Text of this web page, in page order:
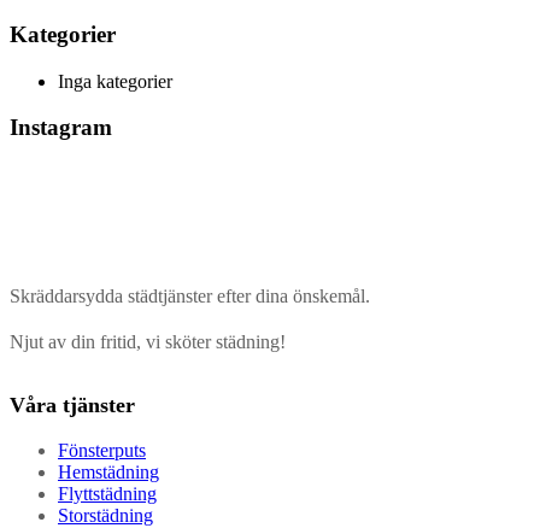
Kategorier
Inga kategorier
Instagram
Skräddarsydda städtjänster efter dina önskemål.
Njut av din fritid, vi sköter städning!
Våra tjänster
Fönsterputs
Hemstädning
Flyttstädning
Storstädning